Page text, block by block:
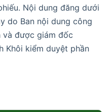
Nội dung đăng dưới
do Ban nội dung công
và được giám đốc
Khôi kiểm duyệt phần